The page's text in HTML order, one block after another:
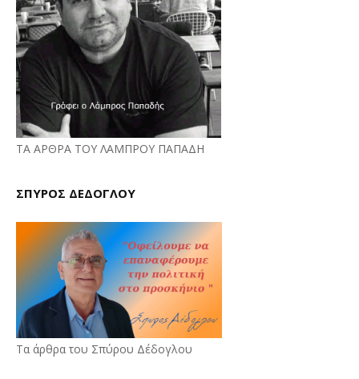
ΤΑ ΑΡΘΡΑ ΤΟΥ ΛΑΜΠΡΟΥ ΠΑΠΑΔΗ
ΣΠΥΡΟΣ ΔΕΔΟΓΛΟΥ
Τα άρθρα του Σπύρου Δέδογλου